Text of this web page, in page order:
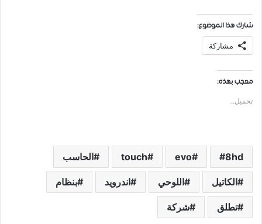
شارك هذا الموضوع:
مشاركة
معجب بهذه:
تحميل...
8hd
evo
touch الحاسب
الكاتيل اللوحي اندرويد بنظام
تطلق شركة